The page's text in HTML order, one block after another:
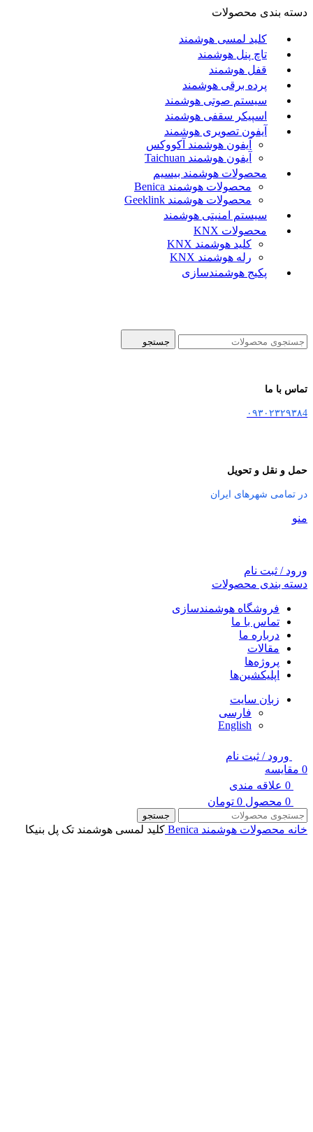
دسته بندی محصولات
کلید لمسی هوشمند
تاچ پنل هوشمند
قفل هوشمند
پرده برقی هوشمند
سیستم صوتی هوشمند
اسپیکر سقفی هوشمند
آیفون تصویری هوشمند
آيفون هوشمند آکووکس
آیفون هوشمند Taichuan
محصولات هوشمند بیسیم
محصولات هوشمند Benica
محصولات هوشمند Geeklink
سیستم امنیتی هوشمند
محصولات KNX
کلید هوشمند KNX
رله هوشمند KNX
پکیج هوشمندسازی
جستجو
تماس با ما
۰۹۳۰۲۳۲۹۳۸4
حمل و نقل و تحویل
در تمامی شهرهای ایران
منو
ورود / ثبت نام
دسته بندی محصولات
فروشگاه هوشمندسازی
تماس با ما
درباره ما
مقالات
پروژه‌ها
اپلیکشین‌ها
زبان سایت
فارسی
English
ورود / ثبت نام
0 مقایسه
0 علاقه مندی
0 محصول 0 تومان
جستجو
خانه محصولات هوشمند Benica کلید لمسی هوشمند تک پل بنیکا